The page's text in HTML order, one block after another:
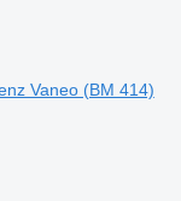
Vaneo (BM 414)